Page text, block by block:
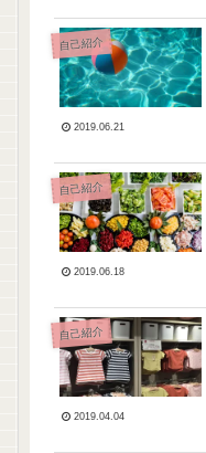
自己紹介
2019.06.21
自己紹介
2019.06.18
自己紹介
2019.04.04